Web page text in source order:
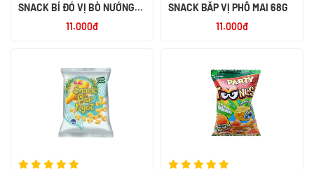
SNACK BÍ ĐỎ VỊ BÒ NƯỚNG
11.000đ
SNACK BẮP VỊ PHÔ MAI 68G
11.000đ